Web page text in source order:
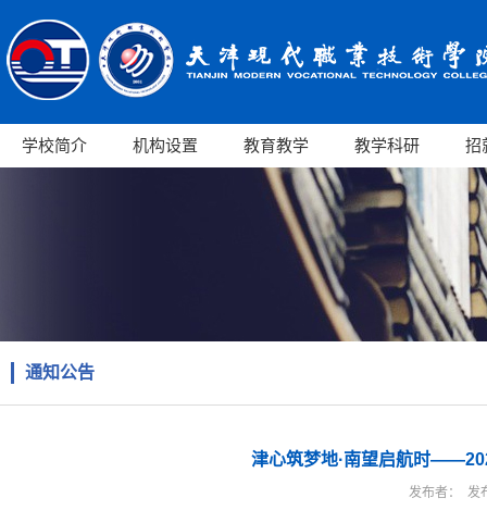
学校简介 机构设置 教育教学 教学科研 招
通知公告
津心筑梦地·南望启航时
发布者： 发